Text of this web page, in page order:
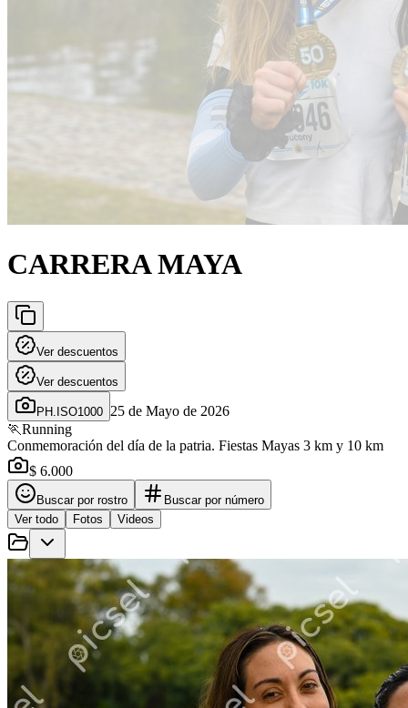
CARRERA MAYA
Ver descuentos
Ver descuentos
PH.ISO1000 25 de Mayo de 2026
🏃Running
Conmemoración del día de la patria. Fiestas Mayas 3 km y 10 km
$ 6.000
Buscar por rostro
Buscar por número
Ver todo
Fotos Videos